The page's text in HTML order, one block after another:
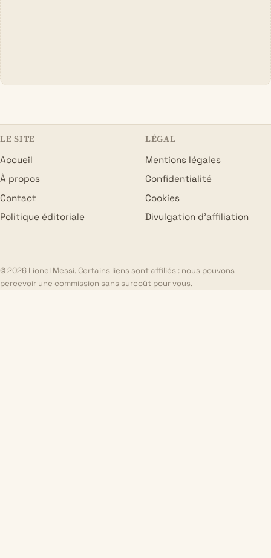
LE SITE
Accueil
À propos
Contact
Politique éditoriale
LÉGAL
Mentions légales
Confidentialité
Cookies
Divulgation d’affiliation
© 2026 Lionel Messi. Certains liens sont affiliés : nous pouvons
percevoir une commission sans surcoût pour vous.